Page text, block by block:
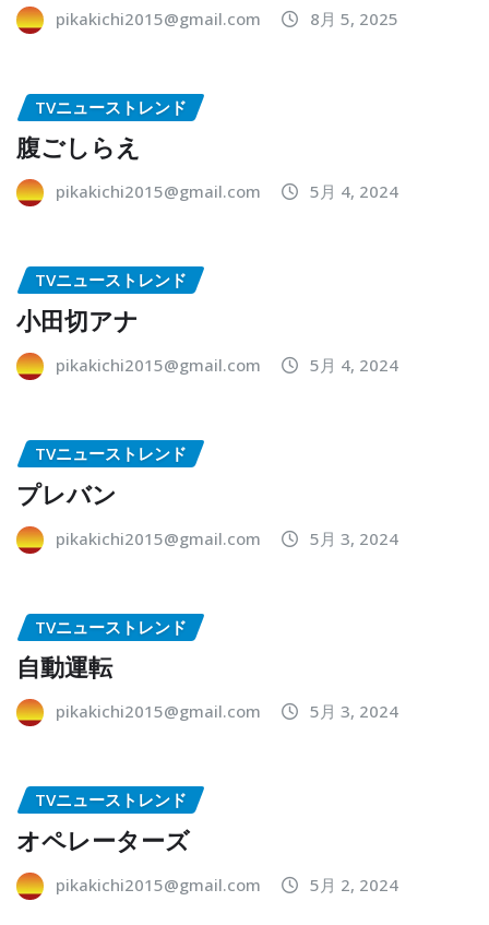
pikakichi2015@gmail.com 8月 5, 2025
TVニューストレンド
腹ごしらえ
pikakichi2015@gmail.com 5月 4, 2024
TVニューストレンド
小田切アナ
pikakichi2015@gmail.com 5月 4, 2024
TVニューストレンド
プレバン
pikakichi2015@gmail.com 5月 3, 2024
TVニューストレンド
自動運転
pikakichi2015@gmail.com 5月 3, 2024
TVニューストレンド
オペレーターズ
pikakichi2015@gmail.com 5月 2, 2024